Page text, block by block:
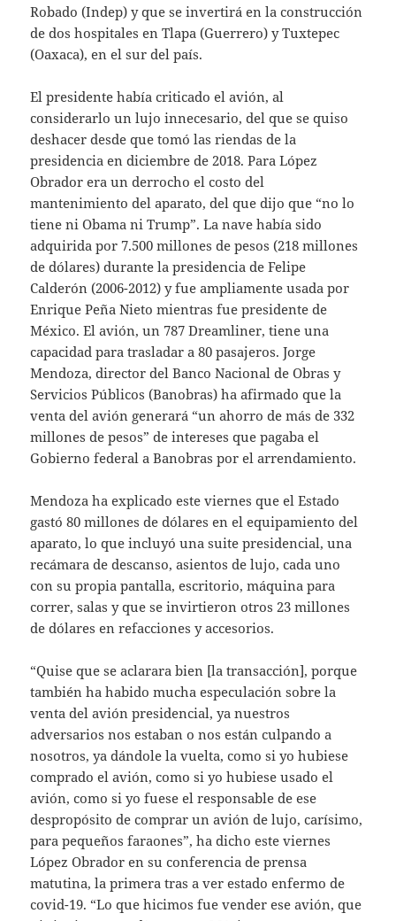
Robado (Indep) y que se invertirá en la construcción
de dos hospitales en Tlapa (Guerrero) y Tuxtepec
(Oaxaca), en el sur del país.
El presidente había criticado el avión, al
considerarlo un lujo innecesario, del que se quiso
deshacer desde que tomó las riendas de la
presidencia en diciembre de 2018. Para López
Obrador era un derrocho el costo del
mantenimiento del aparato, del que dijo que “no lo
tiene ni Obama ni Trump”. La nave había sido
adquirida por 7.500 millones de pesos (218 millones
de dólares) durante la presidencia de Felipe
Calderón (2006-2012) y fue ampliamente usada por
Enrique Peña Nieto mientras fue presidente de
México. El avión, un 787 Dreamliner, tiene una
capacidad para trasladar a 80 pasajeros. Jorge
Mendoza, director del Banco Nacional de Obras y
Servicios Públicos (Banobras) ha afirmado que la
venta del avión generará “un ahorro de más de 332
millones de pesos” de intereses que pagaba el
Gobierno federal a Banobras por el arrendamiento.
Mendoza ha explicado este viernes que el Estado
gastó 80 millones de dólares en el equipamiento del
aparato, lo que incluyó una suite presidencial, una
recámara de descanso, asientos de lujo, cada uno
con su propia pantalla, escritorio, máquina para
correr, salas y que se invirtieron otros 23 millones
de dólares en refacciones y accesorios.
“Quise que se aclarara bien [la transacción], porque
también ha habido mucha especulación sobre la
venta del avión presidencial, ya nuestros
adversarios nos estaban o nos están culpando a
nosotros, ya dándole la vuelta, como si yo hubiese
comprado el avión, como si yo hubiese usado el
avión, como si yo fuese el responsable de ese
despropósito de comprar un avión de lujo, carísimo,
para pequeños faraones”, ha dicho este viernes
López Obrador en su conferencia de prensa
matutina, la primera tras a ver estado enfermo de
covid-19. “Lo que hicimos fue vender ese avión, que